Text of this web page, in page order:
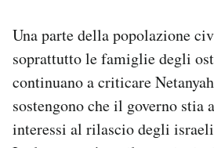
Una parte della popolazione
soprattutto le famiglie degli
continuano a criticare
sostengono che il governo stia
interessi al rilascio degli